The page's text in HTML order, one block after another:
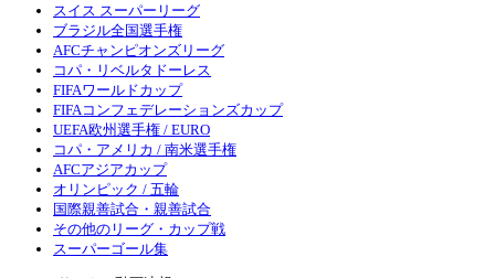
スイス スーパーリーグ
ブラジル全国選手権
AFCチャンピオンズリーグ
コパ・リベルタドーレス
FIFAワールドカップ
FIFAコンフェデレーションズカップ
UEFA欧州選手権 / EURO
コパ・アメリカ / 南米選手権
AFCアジアカップ
オリンピック / 五輪
国際親善試合・親善試合
その他のリーグ・カップ戦
スーパーゴール集